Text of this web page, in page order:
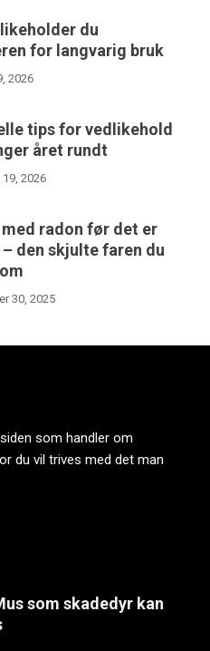
du
for langvarig bruk
2026
tips for vedlikehold
året rundt
2026
med radon før det er
den skjulte faren du
30, 2025
som handler om
du vil trives med det man
som skadedyr kan